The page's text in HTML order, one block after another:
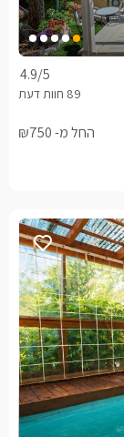
4.9/5
החל מ- ₪750